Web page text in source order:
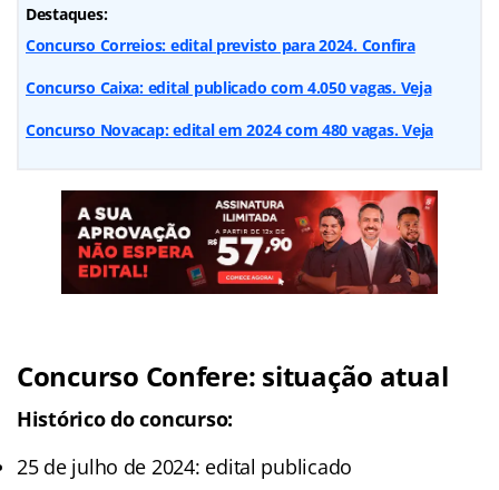
Destaques:
Concurso Correios: edital previsto para 2024. Confira
Concurso Caixa: edital publicado com 4.050 vagas. Veja
Concurso Novacap: edital em 2024 com 480 vagas. Veja
Concurso Confere: situação atual
Histórico do concurso:
25 de julho de 2024: edital publicado